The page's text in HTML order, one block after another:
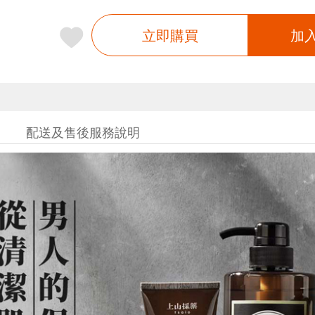
立即購買 加
配送及售後服務說明